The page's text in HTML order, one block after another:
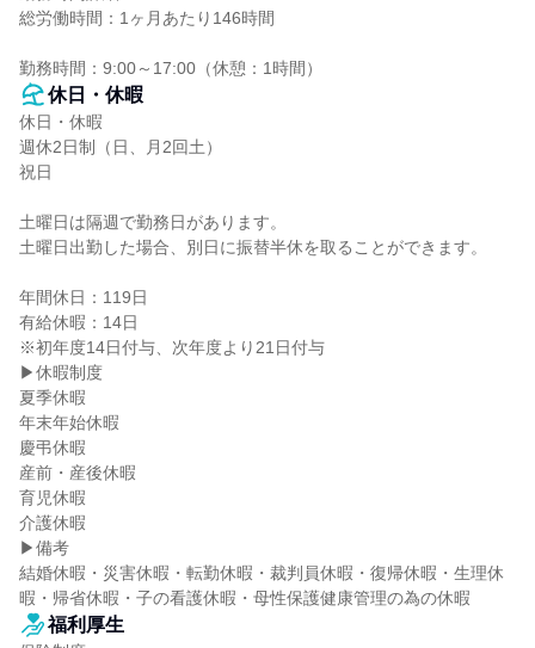
総労働時間：1ヶ月あたり146時間
勤務時間：9:00～17:00（休憩：1時間）
休日・休暇
休日・休暇
週休2日制（日、月2回土）
祝日
土曜日は隔週で勤務日があります。
土曜日出勤した場合、別日に振替半休を取ることができます。
年間休日：119日
有給休暇：14日
※初年度14日付与、次年度より21日付与
▶休暇制度
夏季休暇
年末年始休暇
慶弔休暇
産前・産後休暇
育児休暇
介護休暇
▶備考
結婚休暇・災害休暇・転勤休暇・裁判員休暇・復帰休暇・生理休
暇・帰省休暇・子の看護休暇・母性保護健康管理の為の休暇
福利厚生